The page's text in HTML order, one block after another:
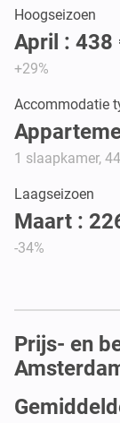
Hoogseizoen
April : 438
+29%
Accommodatie
1 slaapkamer,
Laagseizoen
Maart :
-34%
Prijs- en